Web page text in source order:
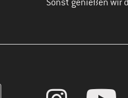
Sonst genießen wir
im nächsten Schritt